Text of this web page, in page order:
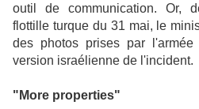
outil de communication. Or,
flottille turque du 31 mai, le
des photos prises par
version israélienne de l'incident.
"More properties"